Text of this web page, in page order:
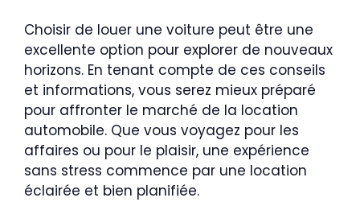
Choisir de louer une voiture peut être une
excellente option pour explorer de nouveaux
horizons. En tenant compte de ces conseils
et informations, vous serez mieux préparé
pour affronter le marché de la location
automobile. Que vous voyagez pour les
affaires ou pour le plaisir, une expérience
sans stress commence par une location
éclairée et bien planifiée.